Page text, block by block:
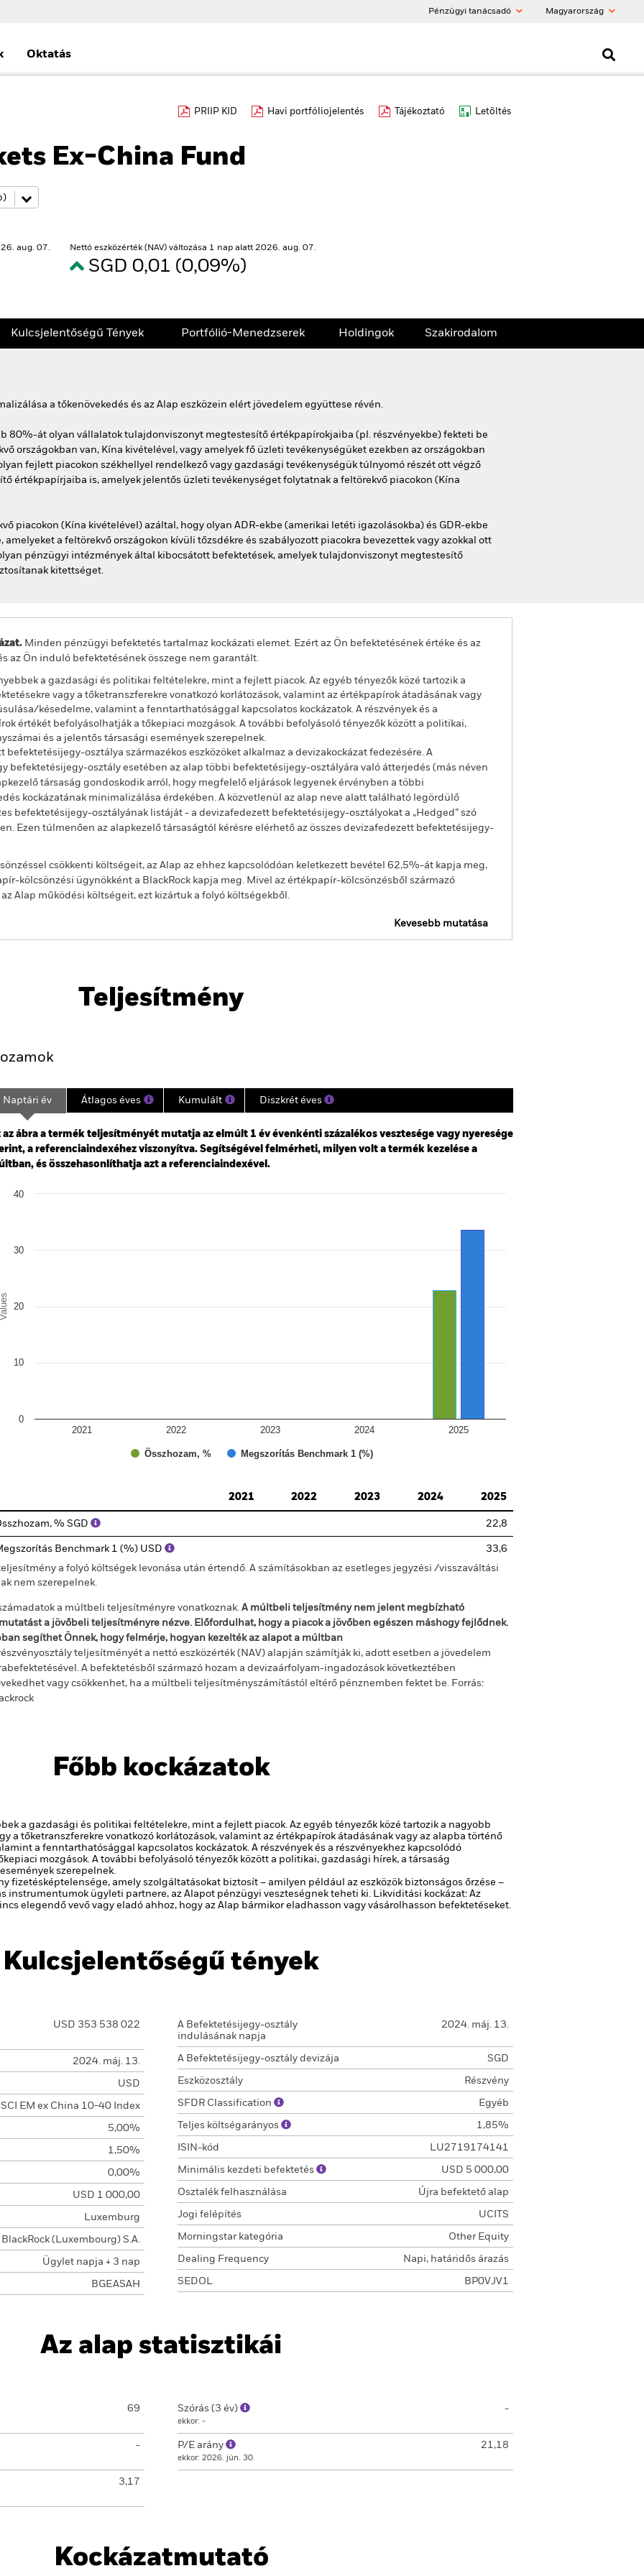
Pénzügyi tanácsadó Magyarország
Oktatás
PRIIP KID Havi portfóliojelentés Tájékoztató Letöltés
Ex-China Fund
aug. 07. Nettó eszközérték (NAV) változása 1 nap alatt 2026. aug. 07.
SGD 0,01 (0,09%)
Kulcsjelentőségű Tények Portfólió-Menedzserek Holdingok Szakirodalom
a tőkenövekedés és az Alap eszközein elért jövedelem együttese révén.
80%-át olyan vállalatok tulajdonviszonyt megtestesítő értékpapírokjaiba (pl. részvényekbe) fekteti be
országokban van, Kína kivételével, vagy amelyek fő üzleti tevékenységüket ezekben az országokban
fejlett piacokon székhellyel rendelkező vagy gazdasági tevékenységük túlnyomó részét ott végző
értékpapírjaiba is, amelyek jelentős üzleti tevékenységet folytatnak a feltörekvő piacokon (Kína
piacokon (Kína kivételével) azáltal, hogy olyan ADR-ekbe (amerikai letéti igazolásokba) és GDR-ekbe
a feltörekvő országokon kívüli tőzsdékre és szabályozott piacokra bevezettek vagy azokkal ott
olyan pénzügyi intézmények által kibocsátott befektetések, amelyek tulajdonviszonyt megtestesítő
kitettséget.
Minden pénzügyi befektetés tartalmaz kockázati elemet. Ezért az Ön befektetésének értéke és az
az Ön induló befektetésének összege nem garantált.
a gazdasági és politikai feltételekre, mint a fejlett piacok. Az egyéb tényezők közé tartozik a
vagy a tőketranszferekre vonatkozó korlátozások, valamint az értékpapírok átadásának vagy
késedelme, valamint a fenntarthatósággal kapcsolatos kockázatok. A részvények és a
értékét befolyásolhatják a tőkepiaci mozgások. A további befolyásoló tényezők között a politikai,
és a jelentős társasági események szerepelnek.
osztálya származékos eszközöket alkalmaz a devizakockázat fedezésére. A
befektetésijegy-osztály esetében az alap többi befektetésijegy-osztályára való átterjedés (más néven
társaság gondoskodik arról, hogy megfelelő eljárások legyenek érvényben a többi
kockázatának minimalizálása érdekében. A közvetlenül az alap neve alatt található legördülő
befektetésijegy-osztályának listáját - a devizafedezett befektetésijegy-osztályokat a „Hedged” szó
Ezen túlmenően az alapkezelő társaságtól kérésre elérhető az összes devizafedezett befektetésijegy-
csökkenti költségeit, az Alap az ehhez kapcsolódóan keletkezett bevétel 62,5%-át kapja meg,
kölcsönzési ügynökként a BlackRock kapja meg. Mivel az értékpapír-kölcsönzésből származó
Alap működési költségeit, ezt kizártuk a folyó költségekből.
Kevesebb mutatása
Kulcsjelentőségű Tények Portfólió-Menedzserek
Teljesítmény
2024-04-30 00:00:00 to 2026-07-31 00:00:00.
-60 to 120.
Naptári év Átlagos éves Kumulált Diszkrét éves
az ábra a termék teljesítményét mutatja az elmúlt 1 év évenkénti százalékos vesztesége vagy nyeresége
a referenciaindexéhez viszonyítva. Segítségével felmérheti, milyen volt a termék kezelése a
és összehasonlíthatja azt a referenciaindexével.
chart with 2 data series.
Values
Összhozam, % Megszorítás Benchmark 1 (%)
2021 2022 2023 2024 2025
0
10
20
30
40
2021
2022 2023 2024 2025
% SGD 22,8
Benchmark 1 (%) USD
33,6
a folyó költségek levonása után értendő. A számításokban az esetleges jegyzési /visszaváltási
nem szerepelnek.
a múltbeli teljesítményre vonatkoznak. A múltbeli teljesítmény nem jelent megbízható
a jövőbeli teljesítményre nézve. Előfordulhat, hogy a piacok a jövőben egészen máshogy fejlődnek.
segíthet Önnek, hogy felmérje, hogyan kezelték az alapot a múltban
teljesítményét a nettó eszközérték (NAV) alapján számítják ki, adott esetben a jövedelem
A befektetésből származó hozam a devizaárfolyam-ingadozások következtében
vagy csökkenhet, ha a múltbeli teljesítményszámítástól eltérő pénznemben fektet be. Forrás:
Főbb kockázatok
a gazdasági és politikai feltételekre, mint a fejlett piacok. Az egyéb tényezők közé tartozik a nagyobb
a tőketranszferekre vonatkozó korlátozások, valamint az értékpapírok átadásának vagy az alapba történő
a fenntarthatósággal kapcsolatos kockázatok. A részvények és a részvényekhez kapcsolódó
mozgások. A további befolyásoló tényezők között a politikai, gazdasági hírek, a társaság
szerepelnek.
fizetésképtelensége, amely szolgáltatásokat biztosít – amilyen például az eszközök biztonságos őrzése –
instrumentumok ügyleti partnere, az Alapot pénzügyi veszteségnek teheti ki. Likviditási kockázat: Az
elegendő vevő vagy eladó ahhoz, hogy az Alap bármikor eladhasson vagy vásárolhasson befektetéseket.
Kulcsjelentőségű tények
USD 353 538 022
2024. máj. 13.
USD
EM ex China 10-40 Index
5,00%
1,50%
0,00%
USD 1 000,00
Luxemburg
BlackRock (Luxembourg) S.A.
Ügylet napja + 3 nap
BGEASAH
A Befektetésijegy-osztály
indulásának napja
2024. máj. 13.
A Befektetésijegy-osztály devizája SGD
Eszközosztály Részvény
SFDR Classification Egyéb
Teljes költségarányos 1,85%
ISIN-kód LU2719174141
Minimális kezdeti befektetés USD 5 000,00
Osztalék felhasználása Újra befektető alap
Jogi felépítés UCITS
Morningstar kategória Other Equity
Dealing Frequency Napi, határidős árazás
SEDOL BP0VJV1
Az alap statisztikái
69
-
3,17
Szórás (3 év)
ekkor: -
-
P/E arány
ekkor: 2026. jún. 30.
21,18
Kockázatmutató